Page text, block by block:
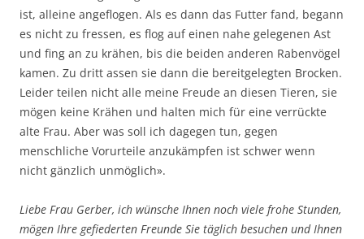
ist, alleine angeflogen. Als es dann das Futter fand, begann
es nicht zu fressen, es flog auf einen nahe gelegenen Ast
und fing an zu krähen, bis die beiden anderen Rabenvögel
kamen. Zu dritt assen sie dann die bereitgelegten Brocken.
Leider teilen nicht alle meine Freude an diesen Tieren, sie
mögen keine Krähen und halten mich für eine verrückte
alte Frau. Aber was soll ich dagegen tun, gegen
menschliche Vorurteile anzukämpfen ist schwer wenn
nicht gänzlich unmöglich».
Liebe Frau Gerber, ich wünsche Ihnen noch viele frohe Stunden,
mögen Ihre gefiederten Freunde Sie täglich besuchen und Ihnen